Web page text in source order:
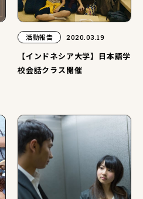
活動報告 2020.03.19
【インドネシア大学】日本語学
校会話クラス開催